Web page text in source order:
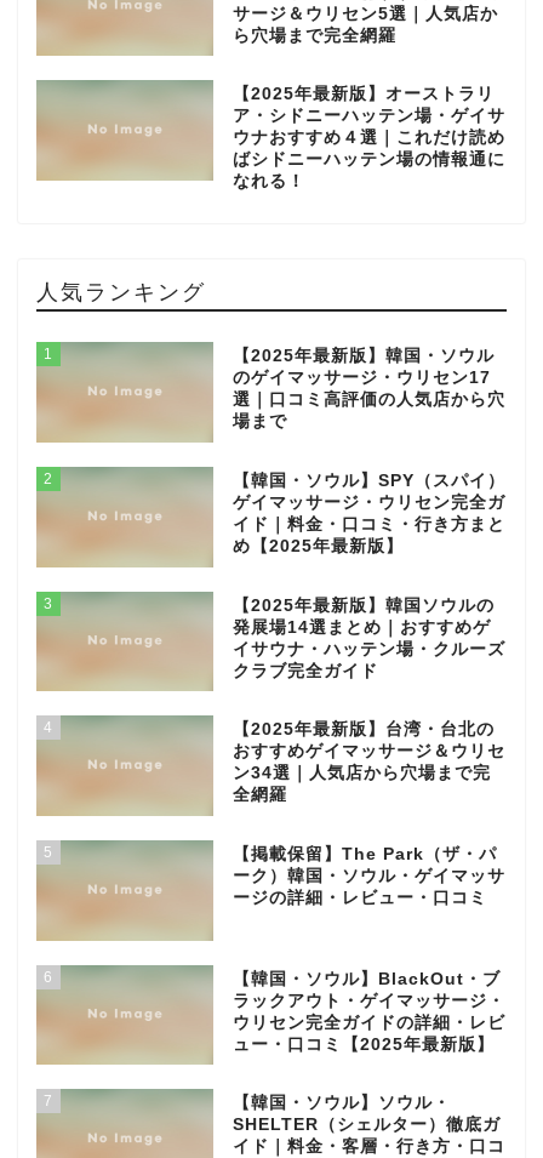
サージ＆ウリセン5選｜人気店か
ら穴場まで完全網羅
【2025年最新版】オーストラリ
ア・シドニーハッテン場・ゲイサ
ウナおすすめ４選｜これだけ読め
ばシドニーハッテン場の情報通に
なれる！
人気ランキング
1
【2025年最新版】韓国・ソウル
のゲイマッサージ・ウリセン17
選｜口コミ高評価の人気店から穴
場まで
2
【韓国・ソウル】SPY（スパイ）
ゲイマッサージ・ウリセン完全ガ
イド｜料金・口コミ・行き方まと
め【2025年最新版】
3
【2025年最新版】韓国ソウルの
発展場14選まとめ｜おすすめゲ
イサウナ・ハッテン場・クルーズ
クラブ完全ガイド
4
【2025年最新版】台湾・台北の
おすすめゲイマッサージ＆ウリセ
ン34選｜人気店から穴場まで完
全網羅
5
【掲載保留】The Park（ザ・パ
ーク）韓国・ソウル・ゲイマッサ
ージの詳細・レビュー・口コミ
6
【韓国・ソウル】BlackOut・ブ
ラックアウト・ゲイマッサージ・
ウリセン完全ガイドの詳細・レビ
ュー・口コミ【2025年最新版】
7
【韓国・ソウル】ソウル・
SHELTER（シェルター）徹底ガ
イド｜料金・客層・行き方・口コ